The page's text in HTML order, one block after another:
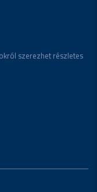
szerezhet részletes